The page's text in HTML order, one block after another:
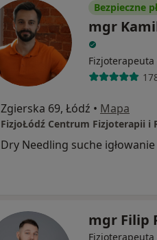
Bezpieczne
mgr
Fizjoterapeuta
Zgierska 69, Łódź • Mapa
FizjoŁódź Centrum Fizjoterapii i
Dry Needling suche igłowanie
mgr Filip
Fizjoterapeuta